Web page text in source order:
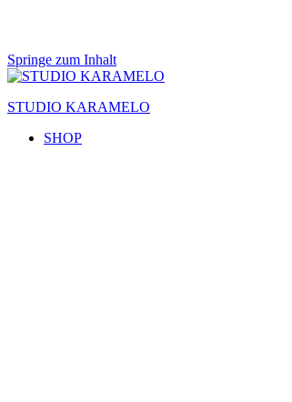
Springe zum Inhalt
STUDIO KARAMELO
SHOP